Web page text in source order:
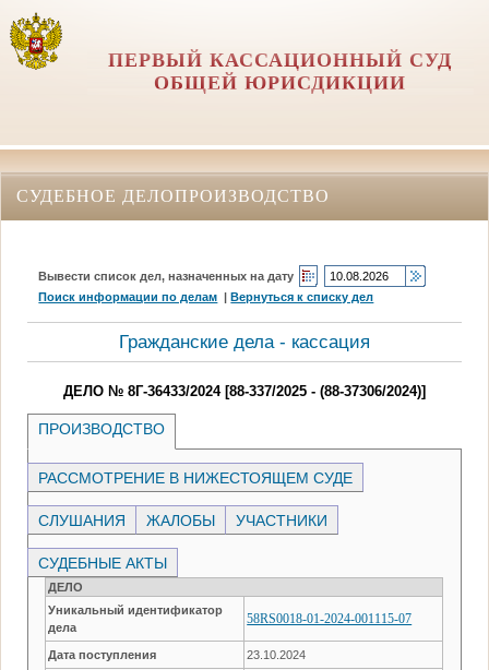
ПЕРВЫЙ КАССАЦИОННЫЙ СУД
ОБЩЕЙ ЮРИСДИКЦИИ
СУДЕБНОЕ ДЕЛОПРОИЗВОДСТВО
Вывести список дел, назначенных на дату
Поиск информации по делам |Вернуться к списку дел
Гражданские дела - кассация
ДЕЛО № 8Г-36433/2024 [88-337/2025 - (88-37306/2024)]
ПРОИЗВОДСТВО
РАССМОТРЕНИЕ В НИЖЕСТОЯЩЕМ СУДЕ
СЛУШАНИЯ ЖАЛОБЫ УЧАСТНИКИ
СУДЕБНЫЕ АКТЫ
ДЕЛО
Уникальный идентификатор
дела
58RS0018-01-2024-001115-07
Дата поступления 23.10.2024